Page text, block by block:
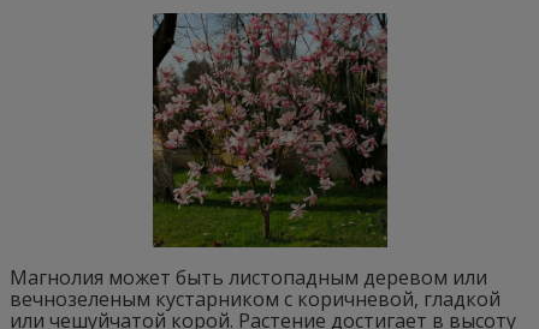
Магнолия может быть листопадным деревом или
вечнозеленым кустарником с коричневой, гладкой
или чешуйчатой корой. Растение достигает в высоту